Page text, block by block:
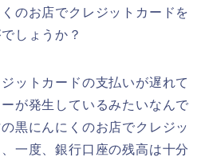
のお店でクレジットカードを
しょうか？
ットカードの支払いが遅れて
が発生しているみたいなんで
黒にんにくのお店でクレジッ
一度、銀行口座の残高は十分